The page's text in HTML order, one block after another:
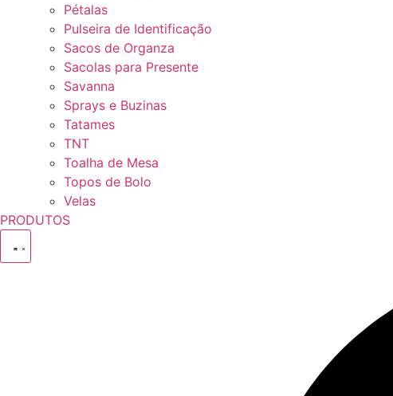
Pétalas
Pulseira de Identificação
Sacos de Organza
Sacolas para Presente
Savanna
Sprays e Buzinas
Tatames
TNT
Toalha de Mesa
Topos de Bolo
Velas
PRODUTOS